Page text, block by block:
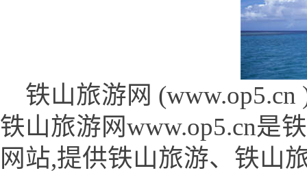
铁山旅游网 (www.op5.cn
铁山旅游网www.op5.cn是
网站,提供铁山旅游、铁山